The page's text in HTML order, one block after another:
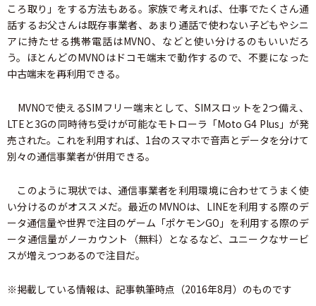
ころ取り」をする方法もある。家族で考えれば、仕事でたくさん通
話するお父さんは既存事業者、あまり通話で使わない子どもやシニ
アに持たせる携帯電話はMVNO、などと使い分けるのもいいだろ
う。ほとんどのMVNOはドコモ端末で動作するので、不要になった
中古端末を再利用できる。
MVNOで使えるSIMフリー端末として、SIMスロットを2つ備え、
LTEと3Gの同時待ち受けが可能なモトローラ「Moto G4 Plus」が発
売された。これを利用すれば、1台のスマホで音声とデータを分けて
別々の通信事業者が併用できる。
このように現状では、通信事業者を利用環境に合わせてうまく使
い分けるのがオススメだ。最近のMVNOは、LINEを利用する際のデ
ータ通信量や世界で注目のゲーム「ポケモンGO」を利用する際のデ
ータ通信量がノーカウント（無料）となるなど、ユニークなサービ
スが増えつつあるので注目だ。
※掲載している情報は、記事執筆時点（2016年8月）のものです